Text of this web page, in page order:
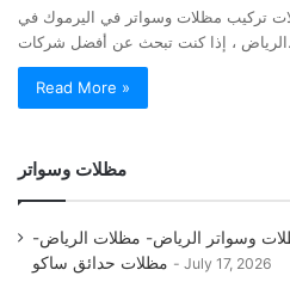
تركيب مظلات وسواتر في اليرموك في
Read More »
مظلات وسواتر
وسواتر الرياض- مظلات الرياض-
مظلات حدائق ساكو
July 17, 2026